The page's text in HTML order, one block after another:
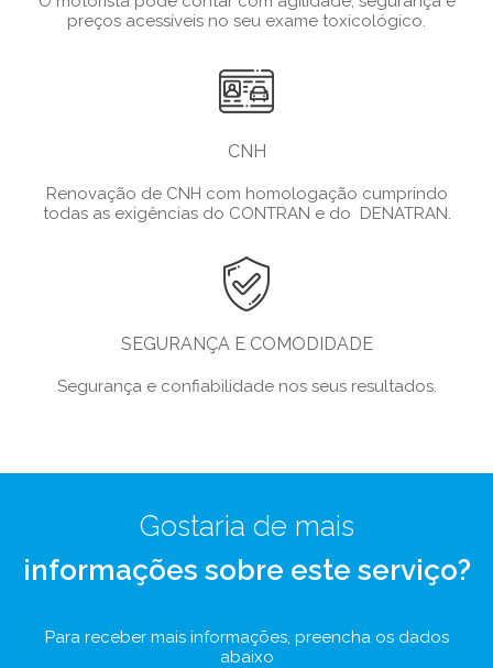
preços acessíveis no seu exame toxicológico.
CNH
Renovação de CNH com homologação cumprindo
todas as exigências do CONTRAN e do DENATRAN.
SEGURANÇA E COMODIDADE
Segurança e confiabilidade nos seus resultados.
Gostaria de mais
informações sobre este serviço?
Para receber mais informações, preencha os dados
abaixo